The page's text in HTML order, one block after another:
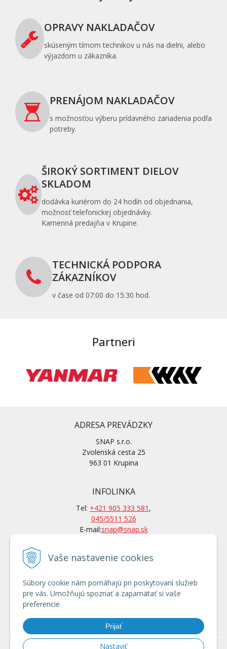
Vaše nastavenie cookies
Súbory cookie nám pomáhajú pri poskytovaní služieb
pre vás. Umožňujú spoznať a zapamätať si vaše
preferencie.
Prijať
Nastaviť
OPRAVY NAKLADAČOV
skúseným tímom technikov u nás na dielni, alebo
výjazdom u zákazníka.
PRENÁJOM NAKLADAČOV
s možnosťou výberu prídavného zariadenia podľa
potreby.
ŠIROKÝ SORTIMENT DIELOV
SKLADOM
dodávka kuriérom do 24 hodín od objednania,
možnosť telefonickej objednávky.
Kamenná predajňa v Krupine.
TECHNICKÁ PODPORA
ZÁKAZNÍKOV
v čase od 07:00 do 15:30 hod.
Partneri
ADRESA PREVÁDZKY
SNAP s.r.o.
Zvolenská cesta 25
963 01 Krupina
INFOLINKA
Tel: +421 905 333 581 ,
045/5511 526
E-mail:snap@snap.sk
KONTAKTY
Po tel. dohovore aj mimo
otváracích hodín
Používanie cookies
© 2026 Locust 752 753 853 903 1203 a UNC nakladače - SNAP, s.r.o., čelné